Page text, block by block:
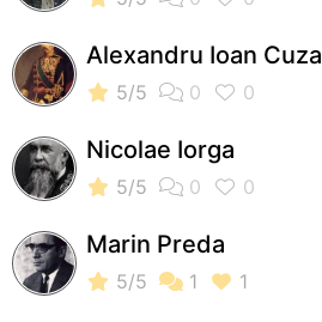
Alexandru Ioan Cuza
Nicolae Iorga
Marin Preda